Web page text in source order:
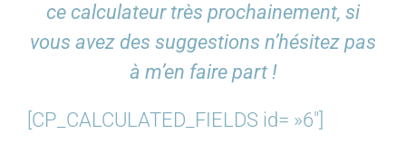
ce calculateur très prochainement, si
vous avez des suggestions n’hésitez pas
à m’en faire part !
[CP_CALCULATED_FIELDS id= »6″]